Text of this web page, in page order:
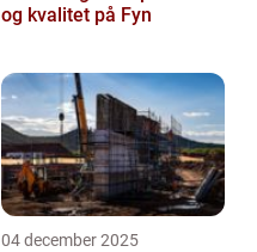
og kvalitet på Fyn
04 december 2025